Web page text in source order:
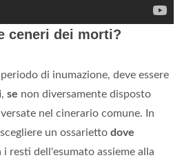
ceneri dei morti?
di inumazione, deve essere
, se non diversamente disposto
nel cinerario comune. In
un ossarietto dove
resti dell'esumato assieme alla